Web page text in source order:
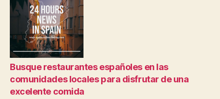
Busque restaurantes españoles en las
comunidades locales para disfrutar de una
excelente comida